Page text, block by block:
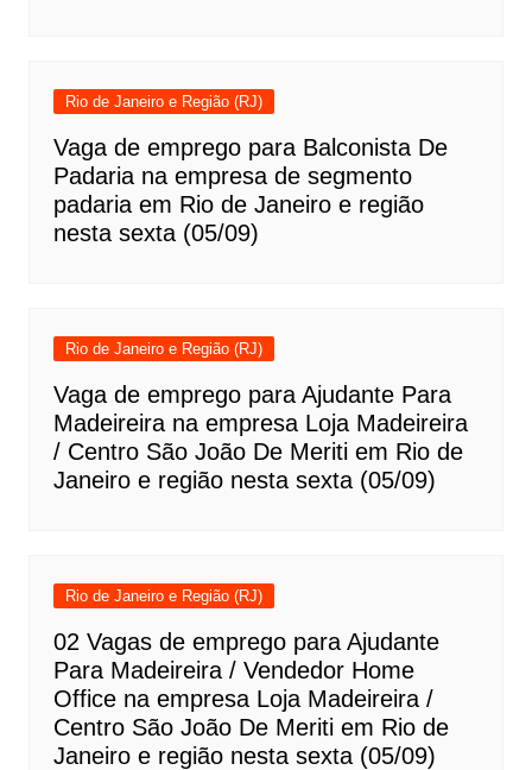
Rio de Janeiro e Região (RJ)
Vaga de emprego para Balconista De
Padaria na empresa de segmento
padaria em Rio de Janeiro e região
nesta sexta (05/09)
Rio de Janeiro e Região (RJ)
Vaga de emprego para Ajudante Para
Madeireira na empresa Loja Madeireira
/ Centro São João De Meriti em Rio de
Janeiro e região nesta sexta (05/09)
Rio de Janeiro e Região (RJ)
02 Vagas de emprego para Ajudante
Para Madeireira / Vendedor Home
Office na empresa Loja Madeireira /
Centro São João De Meriti em Rio de
Janeiro e região nesta sexta (05/09)